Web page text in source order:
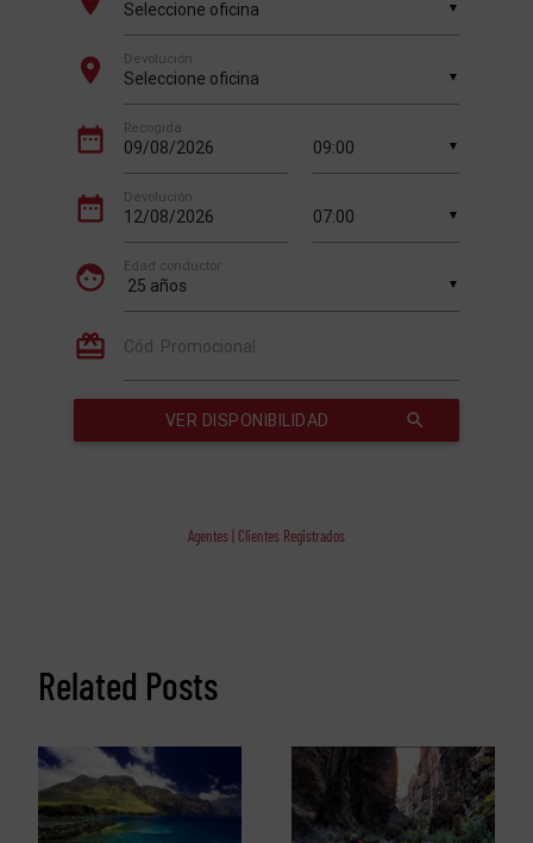
Agentes | Clientes Registrados
Related Posts